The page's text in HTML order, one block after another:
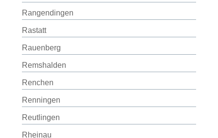
Rangendingen
Rastatt
Rauenberg
Remshalden
Renchen
Renningen
Reutlingen
Rheinau